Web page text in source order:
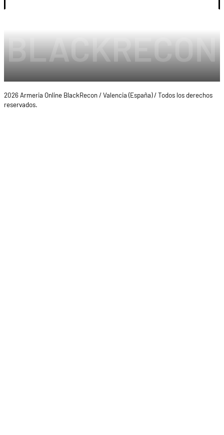
2026 Armeria Online BlackRecon / Valencia (España) / Todos los derechos
reservados.